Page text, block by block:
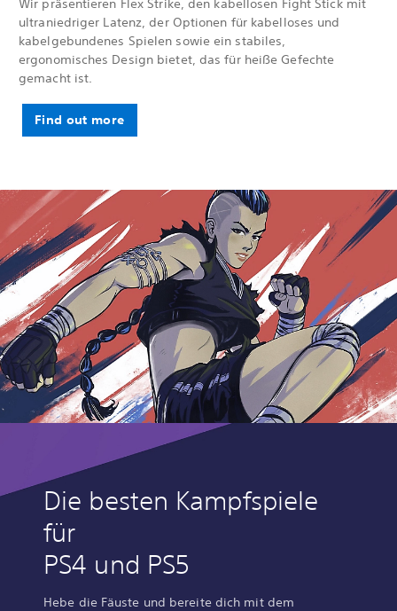
Wir präsentieren Flex Strike, den kabellosen Fight Stick mit
ultraniedriger Latenz, der Optionen für kabelloses und
kabelgebundenes Spielen sowie ein stabiles,
ergonomisches Design bietet, das für heiße Gefechte
gemacht ist.
Find out more
Die besten Kampfspiele
für
PS4 und PS5
Hebe die Fäuste und bereite dich mit dem